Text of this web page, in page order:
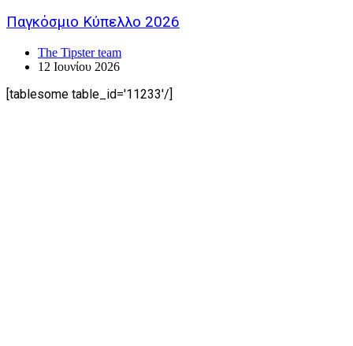
Παγκόσμιο Κύπελλο 2026
The Tipster team
12 Ιουνίου 2026
[tablesome table_id='11233'/]